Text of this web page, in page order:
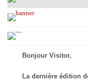
Bonjour Visitor,
La dernière édition